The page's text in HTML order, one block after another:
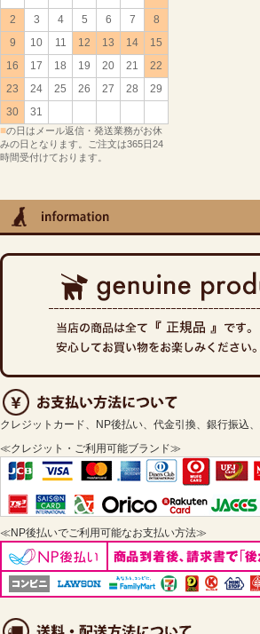
2
3 4 5 6 7
8
9
10 11 12 13 14
15
16
17 18 19 20 21
22
23
24 25 26 27 28
29
30
31
■の日はメール返信・発送業務がお休
みの日となります。ご注文は365日24
時間受付けております。
クレジットカード、NP後払い、代金引換、銀行振込
≪クレジット・ご利用可能ブランド≫
≪NP後払いでご利用可能なお支払い方法≫